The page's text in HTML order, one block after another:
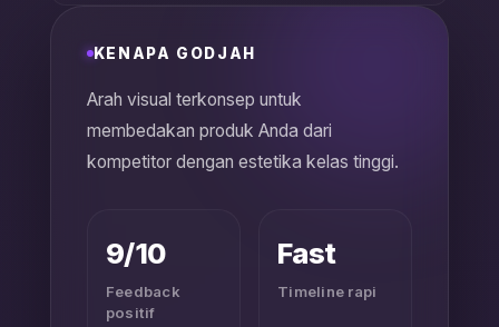
KENAPA GODJAH
Arah visual terkonsep untuk
membedakan produk Anda dari
kompetitor dengan estetika kelas tinggi.
9/10
Feedback
positif
Fast
Timeline rapi